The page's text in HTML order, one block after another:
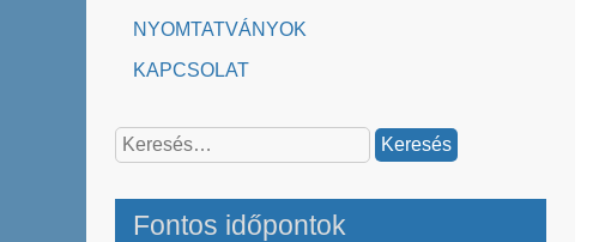
NYOMTATVÁNYOK
KAPCSOLAT
Keresés:
Fontos időpontok